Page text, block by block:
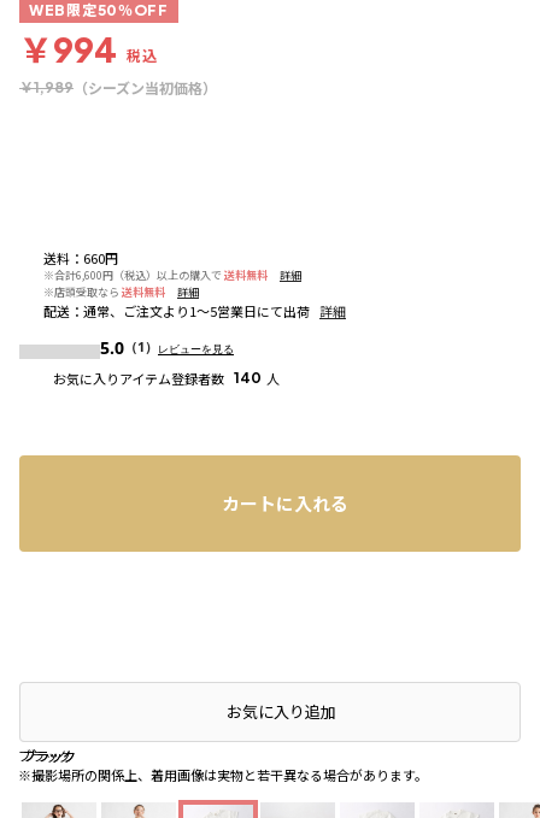
ブラック
※撮影場所の関係上、着用画像は実物と若干異なる場合があります。
ブラック
ブラック
送料 ： 660円
※合計6,600円（税込）以上の購入で 送料無料
詳細
※店頭受取なら 送料無料 詳細
配送 ： 通常、ご注文より1～5営業日にて出荷 詳細
5.0 （1） レビューを見る
お気に入りアイテム登録者数 140 人
WEB限定50％OFF
￥994 税込
￥1,989 （シーズン当初価格）
カートに入れる
店頭在庫を確認するお気に入り追加